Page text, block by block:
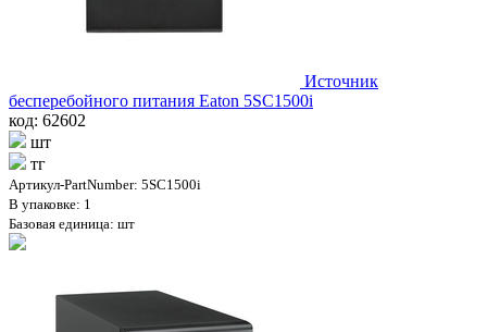
Источник
бесперебойного питания Eaton 5SC1500i
код: 62602
шт
тг
Артикул-PartNumber: 5SC1500i
В упаковке: 1
Базовая единица: шт